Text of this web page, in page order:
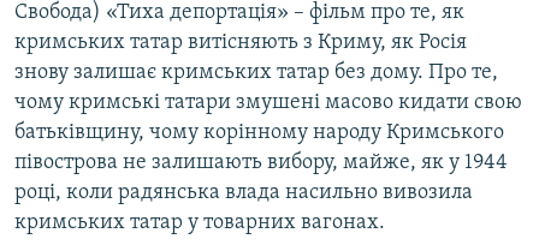
Свобода) «Тиха депортація» – фільм про те, як
кримських татар витісняють з Криму, як Росія
знову залишає кримських татар без дому. Про те,
чому кримські татари змушені масово кидати свою
батьківщину, чому корінному народу Кримського
півострова не залишають вибору, майже, як у 1944
році, коли радянська влада насильно вивозила
кримських татар у товарних вагонах.